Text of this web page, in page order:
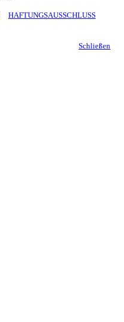
HAFTUNGSAUSSCHLUSS
Schließen